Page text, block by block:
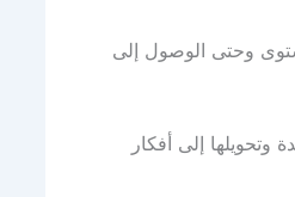
وحتى الوصول إلى
إلى أفكار